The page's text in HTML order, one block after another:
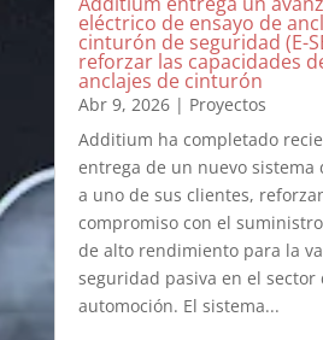
eléctrico de ensayo de
cinturón de seguridad (E-
reforzar las capacidades
anclajes de cinturón
Abr 9, 2026| Proyectos
Additium ha completado
entrega de un nuevo sistema
a uno de sus clientes,
compromiso con el
de alto rendimiento para la
seguridad pasiva en el sector
automoción. El sistema...